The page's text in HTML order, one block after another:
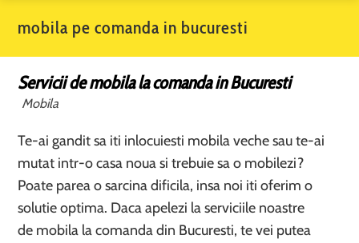
mobila pe comanda in bucuresti
Servicii de mobila la comanda in Bucuresti
Mobila
Te-ai gandit sa iti inlocuiesti mobila veche sau te-ai
mutat intr-o casa noua si trebuie sa o mobilezi?
Poate parea o sarcina dificila, insa noi iti oferim o
solutie optima. Daca apelezi la serviciile noastre
de mobila la comanda din Bucuresti, te vei putea